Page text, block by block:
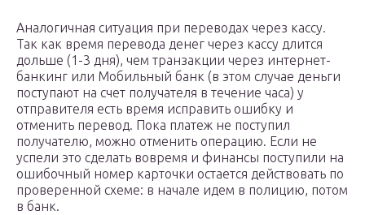
Аналогичная ситуация при переводах через кассу.
Так как время перевода денег через кассу длится
дольше (1-3 дня), чем транзакции через интернет-
банкинг или Мобильный банк (в этом случае деньги
поступают на счет получателя в течение часа) у
отправителя есть время исправить ошибку и
отменить перевод. Пока платеж не поступил
получателю, можно отменить операцию. Если не
успели это сделать вовремя и финансы поступили на
ошибочный номер карточки остается действовать по
проверенной схеме: в начале идем в полицию, потом
в банк.